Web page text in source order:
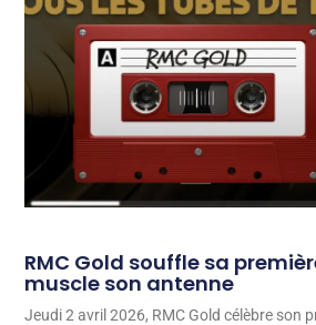
RMC Gold souffle sa
muscle son antenne
Jeudi 2 avril 2026, RMC Gold célèbre son